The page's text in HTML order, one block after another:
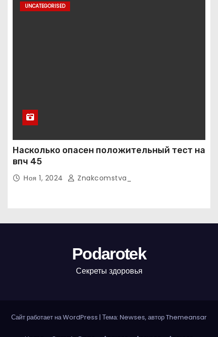
UNCATEGORISED
Насколько опасен положительный тест на
впч 45
Ноя 1, 2024 Znakcomstva_
Podarotek
Секреты здоровья
Сайт работает на WordPress | Тема: Newses, авторThemeansar